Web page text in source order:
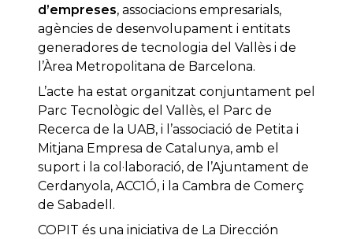
d’empreses, associacions empresarials,
agències de desenvolupament i entitats
generadores de tecnologia del Vallès i de
l’Àrea Metropolitana de Barcelona.
L’acte ha estat organitzat conjuntament pel
Parc Tecnològic del Vallès, el Parc de
Recerca de la UAB, i l’associació de Petita i
Mitjana Empresa de Catalunya, amb el
suport i la col·laboració, de l’Ajuntament de
Cerdanyola, ACC1Ó, i la Cambra de Comerç
de Sabadell.
COPIT és una iniciativa de La Dirección